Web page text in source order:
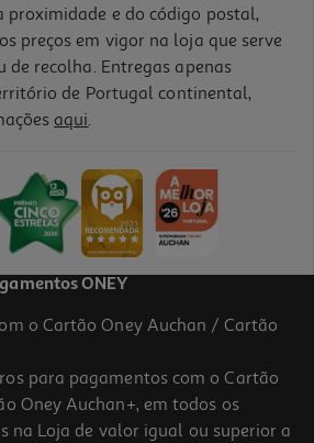
proximidade e do código postal,
preços em vigor na loja que serve
de recolha. Entregas apenas
de Portugal continental,
aqui.
ONEY
o Cartão Oney Auchan / Cartão
para pagamentos com o Cartão
Oney Auchan+, em todos os
na Loja de valor igual ou superior a